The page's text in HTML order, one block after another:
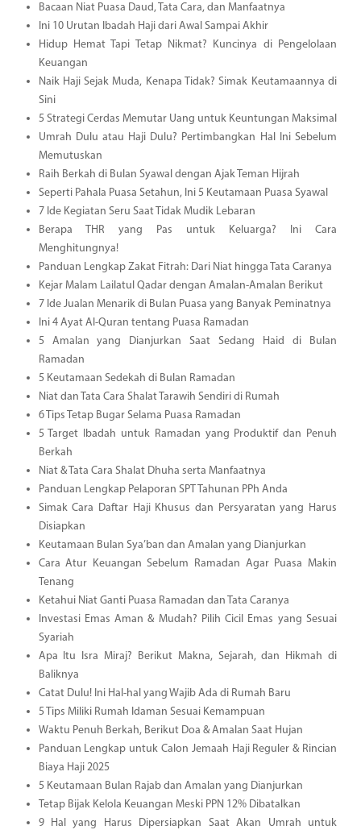
Bacaan Niat Puasa Daud, Tata Cara, dan Manfaatnya
Ini 10 Urutan Ibadah Haji dari Awal Sampai Akhir
Hidup Hemat Tapi Tetap Nikmat? Kuncinya di Pengelolaan
Keuangan
Naik Haji Sejak Muda, Kenapa Tidak? Simak Keutamaannya di
Sini
5 Strategi Cerdas Memutar Uang untuk Keuntungan Maksimal
Umrah Dulu atau Haji Dulu? Pertimbangkan Hal Ini Sebelum
Memutuskan
Raih Berkah di Bulan Syawal dengan Ajak Teman Hijrah
Seperti Pahala Puasa Setahun, Ini 5 Keutamaan Puasa Syawal
7 Ide Kegiatan Seru Saat Tidak Mudik Lebaran
Berapa THR yang Pas untuk Keluarga? Ini Cara
Menghitungnya!
Panduan Lengkap Zakat Fitrah: Dari Niat hingga Tata Caranya
Kejar Malam Lailatul Qadar dengan Amalan-Amalan Berikut
7 Ide Jualan Menarik di Bulan Puasa yang Banyak Peminatnya
Ini 4 Ayat Al-Quran tentang Puasa Ramadan
5 Amalan yang Dianjurkan Saat Sedang Haid di Bulan
Ramadan
5 Keutamaan Sedekah di Bulan Ramadan
Niat dan Tata Cara Shalat Tarawih Sendiri di Rumah
6 Tips Tetap Bugar Selama Puasa Ramadan
5 Target Ibadah untuk Ramadan yang Produktif dan Penuh
Berkah
Niat & Tata Cara Shalat Dhuha serta Manfaatnya
Panduan Lengkap Pelaporan SPT Tahunan PPh Anda
Simak Cara Daftar Haji Khusus dan Persyaratan yang Harus
Disiapkan
Keutamaan Bulan Sya’ban dan Amalan yang Dianjurkan
Cara Atur Keuangan Sebelum Ramadan Agar Puasa Makin
Tenang
Ketahui Niat Ganti Puasa Ramadan dan Tata Caranya
Investasi Emas Aman & Mudah? Pilih Cicil Emas yang Sesuai
Syariah
Apa Itu Isra Miraj? Berikut Makna, Sejarah, dan Hikmah di
Baliknya
Catat Dulu! Ini Hal-hal yang Wajib Ada di Rumah Baru
5 Tips Miliki Rumah Idaman Sesuai Kemampuan
Waktu Penuh Berkah, Berikut Doa & Amalan Saat Hujan
Panduan Lengkap untuk Calon Jemaah Haji Reguler & Rincian
Biaya Haji 2025
5 Keutamaan Bulan Rajab dan Amalan yang Dianjurkan
Tetap Bijak Kelola Keuangan Meski PPN 12% Dibatalkan
9 Hal yang Harus Dipersiapkan Saat Akan Umrah untuk